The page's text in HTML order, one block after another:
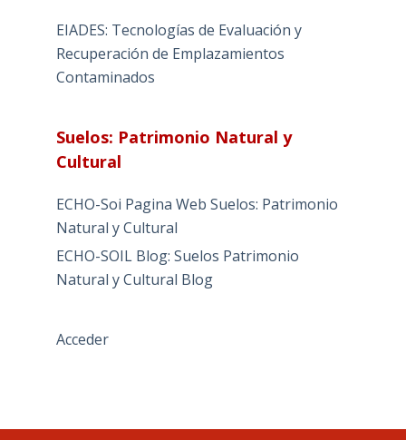
EIADES: Tecnologías de Evaluación y
Recuperación de Emplazamientos
Contaminados
Suelos: Patrimonio Natural y
Cultural
ECHO-Soi Pagina Web Suelos: Patrimonio
Natural y Cultural
ECHO-SOIL Blog: Suelos Patrimonio
Natural y Cultural Blog
Acceder